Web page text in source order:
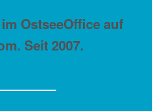
im OstseeOffice auf
Seit 2007.